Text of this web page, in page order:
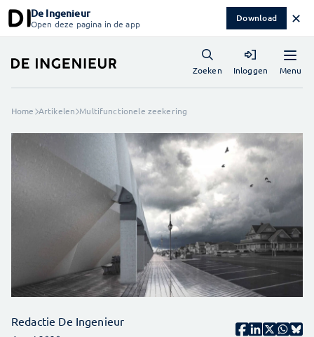
De Ingenieur
Open deze pagina in de app Download ✕
Menu
Zoeken Inloggen
Home Artikelen Multifunctionele zeekering
Redactie De Ingenieur